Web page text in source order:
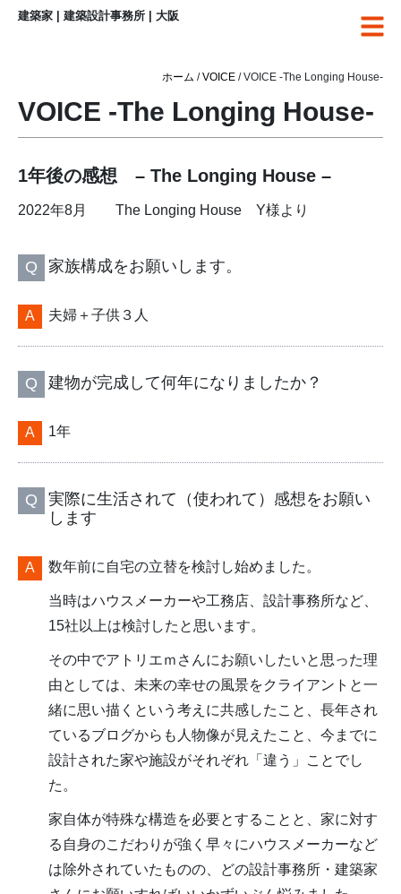
建築家 | 建築設計事務所 | 大阪
ホーム /VOICE / VOICE -The Longing House-
VOICE -The Longing House-
1年後の感想 – The Longing House –
2022年8月 The Longing House Y様より
家族構成をお願いします。
夫婦＋子供３人
建物が完成して何年になりましたか？
1年
実際に生活されて（使われて）感想をお願い
します
数年前に自宅の立替を検討し始めました。
当時はハウスメーカーや工務店、設計事務所など、
15社以上は検討したと思います。
その中でアトリエｍさんにお願いしたいと思った理
由としては、未来の幸せの風景をクライアントと一
緒に思い描くという考えに共感したこと、長年され
ているブログからも人物像が見えたこと、今までに
設計された家や施設がそれぞれ「違う」ことでし
た。
家自体が特殊な構造を必要とすることと、家に対す
る自身のこだわりが強く早々にハウスメーカーなど
は除外されていたものの、どの設計事務所・建築家